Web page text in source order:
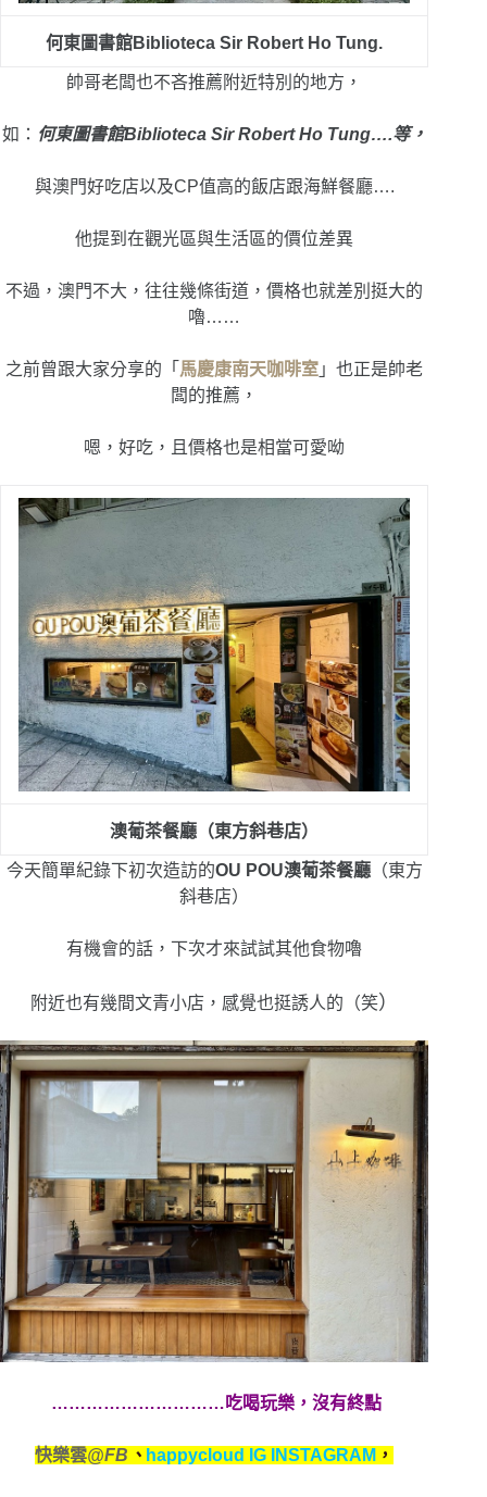
何東圖書館Biblioteca Sir Robert Ho Tung.
帥哥老闆也不吝推薦附近特別的地方，
如： 何東圖書館Biblioteca Sir Robert Ho Tung….等，
與澳門好吃店以及CP值高的飯店跟海鮮餐廳….
他提到在觀光區與生活區的價位差異
不過，澳門不大，往往幾條街道，價格也就差別挺大的
嚕……
之前曾跟大家分享的「 馬慶康南天咖啡室 」也正是帥老
闆的推薦，
嗯，好吃，且價格也是相當可愛呦
澳葡茶餐廳（東方斜巷店）
今天簡單紀錄下初次造訪的OU POU澳葡茶餐廳（東方
斜巷店）
有機會的話，下次才來試試其他食物嚕
附近也有幾間文青小店，感覺也挺誘人的（笑）
…………………………吃喝玩樂，沒有終點
快樂雲@FB 、 happycloud IG INSTAGRAM ，